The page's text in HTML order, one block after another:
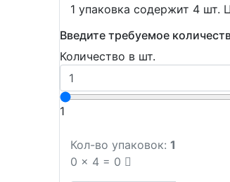
1 упаковка содержит 4 шт.
Введите требуемое
Количество в шт.
1
Кол-во упаковок: 1
0 x 4 = 0